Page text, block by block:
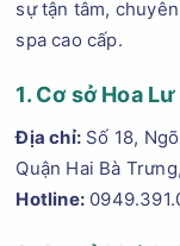
sự tận tâm,
spa cao cấp.
1. Cơ sở Hoa Lư
Địa chỉ: Số 18,
Quận Hai Bà
Hotline: